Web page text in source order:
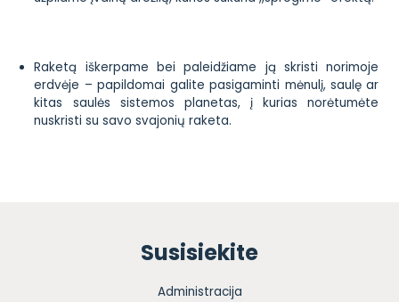
Raketą iškerpame bei paleidžiame ją skristi norimoje
erdvėje – papildomai galite pasigaminti mėnulį, saulę ar
kitas saulės sistemos planetas, į kurias norėtumėte
nuskristi su savo svajonių raketa.
Susisiekite
Administracija